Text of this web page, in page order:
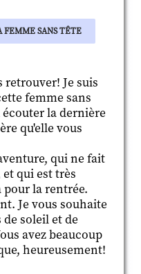
FEMME SANS TÊTE
retrouver! Je suis
femme sans
la dernière
qu'elle vous
qui ne fait
qui est très
pour la rentrée.
Je vous souhaite
soleil et de
avez beaucoup
heureusement!